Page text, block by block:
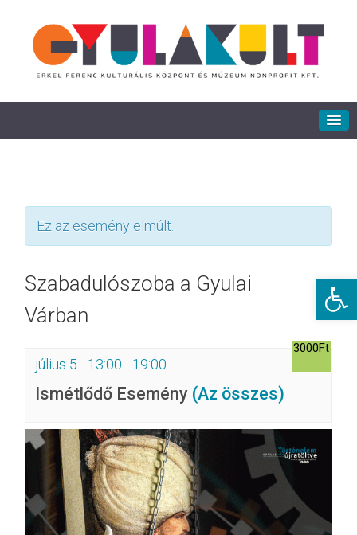
Ez az esemény elmúlt.
Szabadulószoba a Gyulai
Várban
július 5 - 13:00 - 19:00
Ismétlődő Esemény (Az összes)
3000Ft